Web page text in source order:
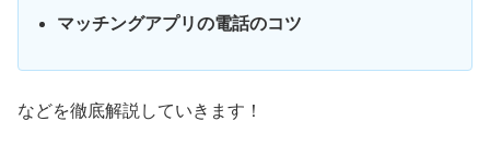
マッチングアプリの電話のコツ
などを徹底解説していきます！